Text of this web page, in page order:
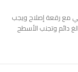
مع رقعة إصلاح ويجب
دائم وتجنب الأسطح